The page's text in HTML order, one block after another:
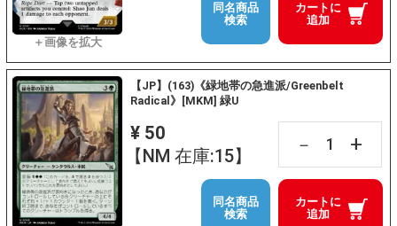
カートに
追加
同名商品
検索
【JP】(163)《緑地帯の急進派/Greenbelt
Radical》[MKM] 緑U
¥ 50
【NM 在庫:15】
－ +
カートに
追加
同名商品
検索